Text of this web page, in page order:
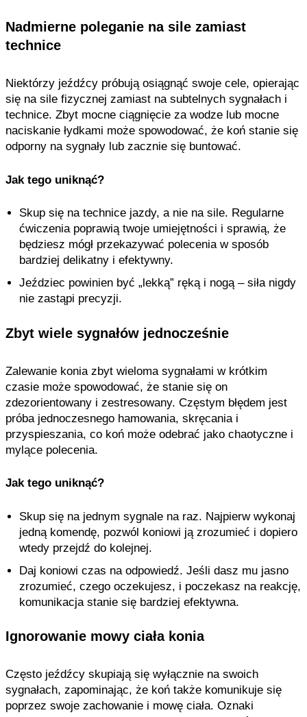
Nadmierne poleganie na sile zamiast
technice
Niektórzy jeźdźcy próbują osiągnąć swoje cele, opierając
się na sile fizycznej zamiast na subtelnych sygnałach i
technice. Zbyt mocne ciągnięcie za wodze lub mocne
naciskanie łydkami może spowodować, że koń stanie się
odporny na sygnały lub zacznie się buntować.
Jak tego uniknąć?
Skup się na technice jazdy, a nie na sile. Regularne
ćwiczenia poprawią twoje umiejętności i sprawią, że
będziesz mógł przekazywać polecenia w sposób
bardziej delikatny i efektywny.
Jeździec powinien być „lekką” ręką i nogą – siła nigdy
nie zastąpi precyzji.
Zbyt wiele sygnałów jednocześnie
Zalewanie konia zbyt wieloma sygnałami w krótkim
czasie może spowodować, że stanie się on
zdezorientowany i zestresowany. Częstym błędem jest
próba jednoczesnego hamowania, skręcania i
przyspieszania, co koń może odebrać jako chaotyczne i
mylące polecenia.
Jak tego uniknąć?
Skup się na jednym sygnale na raz. Najpierw wykonaj
jedną komendę, pozwól koniowi ją zrozumieć i dopiero
wtedy przejdź do kolejnej.
Daj koniowi czas na odpowiedź. Jeśli dasz mu jasno
zrozumieć, czego oczekujesz, i poczekasz na reakcję,
komunikacja stanie się bardziej efektywna.
Ignorowanie mowy ciała konia
Często jeźdźcy skupiają się wyłącznie na swoich
sygnałach, zapominając, że koń także komunikuje się
poprzez swoje zachowanie i mowę ciała. Oznaki